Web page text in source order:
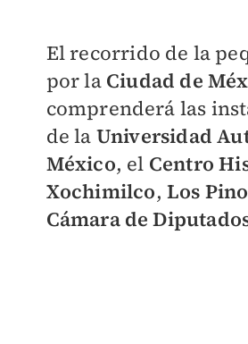
El recorrido de la
por la Ciudad de
comprenderá las
de la Universidad
México, el Centro
Xochimilco, Los
Cámara de